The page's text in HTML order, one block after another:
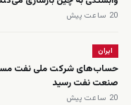
20 ساعت پیش
ایران
حساب‌های شرکت ملی نفت
صنعت نفت رسید
20 ساعت پیش